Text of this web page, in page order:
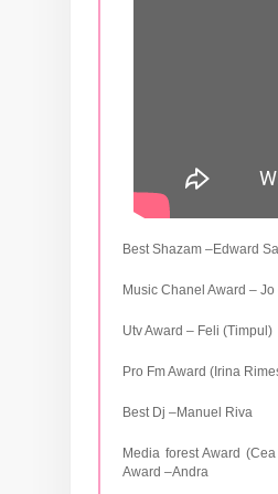
Best Shazam –Edward
Music Chanel Award –
Utv Award – Feli (Timpul)
Pro Fm Award (Irina
Best Dj –Manuel Riva
Media forest Award
Award –Andra